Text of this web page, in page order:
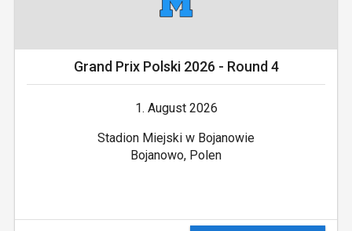
Grand Prix Polski 2026 - Round 4
1. August 2026
Stadion Miejski w Bojanowie
Bojanowo, Polen